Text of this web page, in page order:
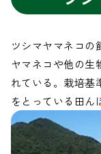
ツシマヤマネコの
ヤマネコや他の生
れている。栽培基
をとっている田ん